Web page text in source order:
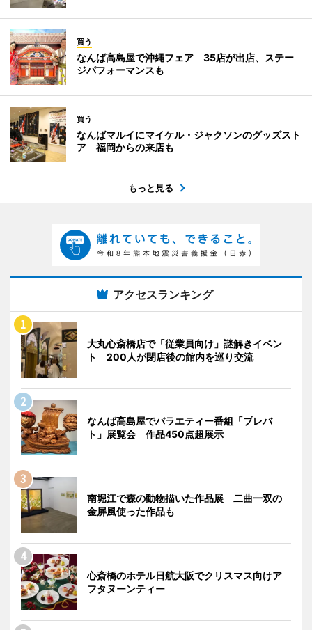
買う
なんば高島屋で沖縄フェア 35店が出店、ステー
ジパフォーマンスも
買う
なんばマルイにマイケル・ジャクソンのグッズスト
ア 福岡からの来店も
もっと見る
アクセスランキング
大丸心斎橋店で「従業員向け」謎解きイベン
ト 200人が閉店後の館内を巡り交流
なんば高島屋でバラエティー番組「プレバ
ト」展覧会 作品450点超展示
南堀江で森の動物描いた作品展 二曲一双の
金屏風使った作品も
心斎橋のホテル日航大阪でクリスマス向けア
フタヌーンティー